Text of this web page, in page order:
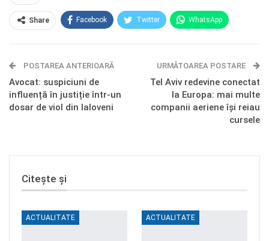
Share Facebook Twitter WhatsApp
Telegram OK.ru
POSTAREA ANTERIOARĂ
Avocat: suspiciuni de
influență în justiție într-un
dosar de viol din Ialoveni
URMĂTOAREA POSTARE
Tel Aviv redevine conectat
la Europa: mai multe
companii aeriene își reiau
cursele
Citește și
ACTUALITATE ACTUALITATE